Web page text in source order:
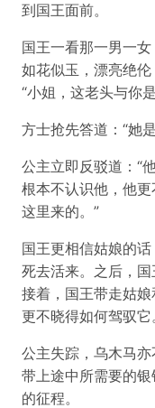
到国王面前。
国王一看那一男一
如花似玉，漂亮绝伦
“小姐，这老头与你
方士抢先答道：“她
公主立即反驳道：“
根本不认识他，他
这里来的。”
国王更相信姑娘的
死去活来。之后，国
接着，国王带走姑
更不晓得如何驾驭它
公主失踪，乌木马
带上途中所需要的
的征程。